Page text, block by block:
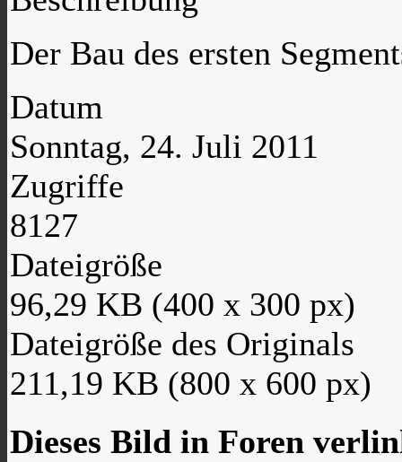
Der Bau des ersten
Datum
Sonntag, 24. Juli 2011
Zugriffe
8127
Dateigröße
96,29 KB (400 x 300 px)
Dateigröße des Originals
211,19 KB (800 x 600 px)
Dieses Bild in Foren